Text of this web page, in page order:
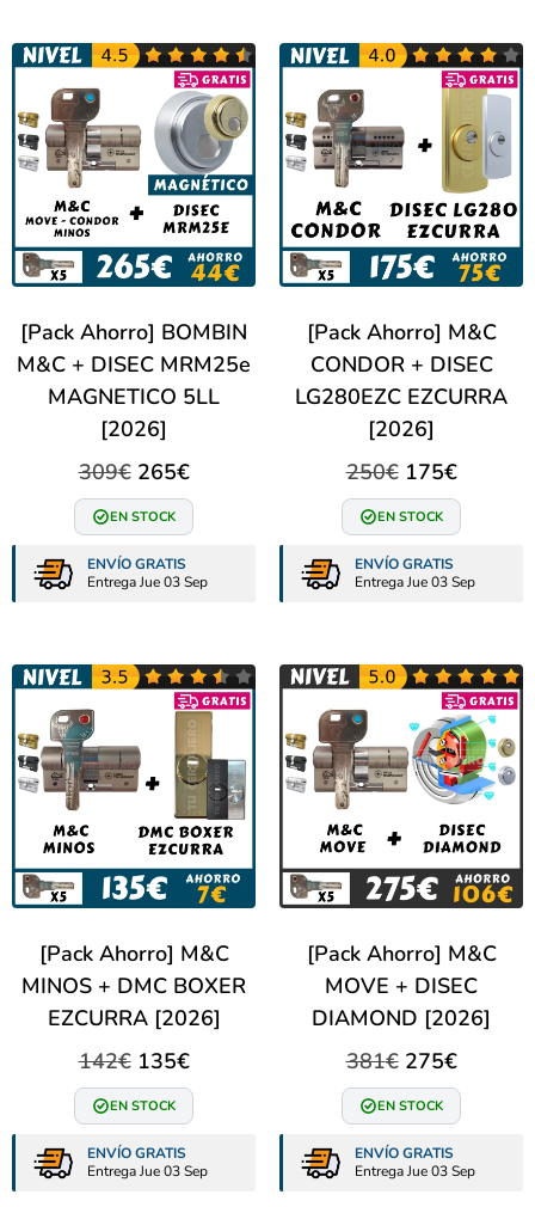
[Pack Ahorro] BOMBIN
M&C + DISEC MRM25e
MAGNETICO 5LL
[2026]
309€ 265€
EN STOCK
ENVÍO GRATIS
Entrega Jue 03 Sep
[Pack Ahorro] M&C
CONDOR + DISEC
LG280EZC EZCURRA
[2026]
250€ 175€
EN STOCK
ENVÍO GRATIS
Entrega Jue 03 Sep
[Pack Ahorro] M&C
MINOS + DMC BOXER
EZCURRA [2026]
142€ 135€
EN STOCK
ENVÍO GRATIS
Entrega Jue 03 Sep
[Pack Ahorro] M&C
MOVE + DISEC
DIAMOND [2026]
381€ 275€
EN STOCK
ENVÍO GRATIS
Entrega Jue 03 Sep